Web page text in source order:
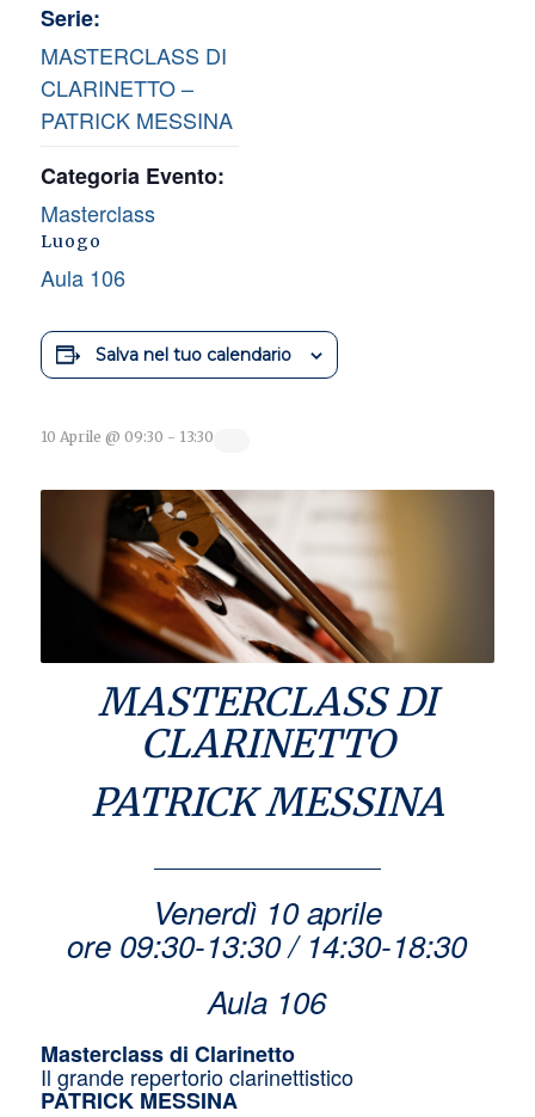
Serie:
MASTERCLASS DI
CLARINETTO –
PATRICK MESSINA
Categoria Evento:
Masterclass
Luogo
Aula 106
Salva nel tuo calendario
10 Aprile @ 09:30 - 13:30
MASTERCLASS DI
CLARINETTO
PATRICK MESSINA
Venerdì 10 aprile
ore 09:30-13:30 / 14:30-18:30
Aula 106
Masterclass di Clarinetto
Il grande repertorio clarinettistico
PATRICK MESSINA